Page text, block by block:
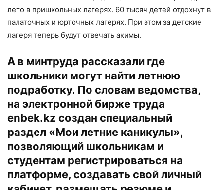
лето в пришкольных лагерях. 60 тысяч детей отдохнут в
палаточных и юрточных лагерях. При этом за детские
лагеря теперь будут отвечать акимы.
А в минтруда рассказали где
школьники могут найти летнюю
подработку. По словам ведомства,
на электронной бирже труда
enbek.kz создан специальный
раздел «Мои летние каникулы»,
позволяющий школьникам и
студентам регистрироваться на
платформе, создавать свой личный